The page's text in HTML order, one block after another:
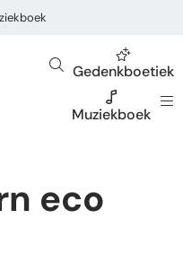
Gedenkboetiek
Muziekboek
eco